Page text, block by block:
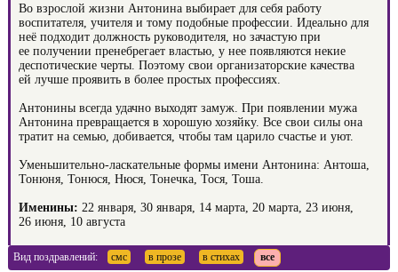
Во взрослой жизни Антонина выбирает для себя работу
воспитателя, учителя и тому подобные профессии. Идеально для
неё подходит должность руководителя, но зачастую при
ее получении пренебрегает властью, у нее появляются некие
деспотические черты. Поэтому свои организаторские качества
ей лучше проявить в более простых профессиях.
Антонины всегда удачно выходят замуж. При появлении мужа
Антонина превращается в хорошую хозяйку. Все свои силы она
тратит на семью, добивается, чтобы там царило счастье и уют.
Уменьшительно-ласкательные формы имени Антонина: Антоша,
Тонюня, Тонюся, Нюся, Тонечка, Тося, Тоша.
Именины: 22 января, 30 января, 14 марта, 20 марта, 23 июня,
26 июня, 10 августа
Вид поздравлений: смс в прозе в стихах все